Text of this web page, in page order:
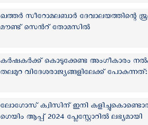
ഖത്തർ സീറോമലബാർ ദേവാലയത്തിന്റെ
മൗണ്ട് സെന്‍റ് തോമസില്‍
കർഷകർക്ക് കൊടുക്കേണ്ട അംഗീകാരം
തലമുറ വിദേശരാജ്യങ്ങളിലേക്ക് പോകുന്നത്:
ലോഗോസ് ക്വിസിന്‌ ഇനി
ഗെയിം ആപ്പ് 2024 പ്ലേസ്റ്റോറിൽ ലഭ്യമായി